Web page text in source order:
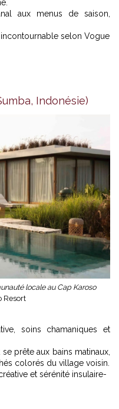
aux menus de saison,
selon Vogue
Indonésie)
locale au Cap Karoso
Resort
soins chamaniques et
prête aux bains matinaux,
colorés du village voisin.
et sérénité insulaire-